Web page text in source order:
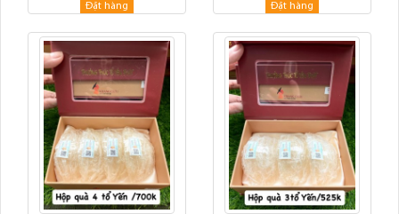
Đặt hàng Đặt hàng